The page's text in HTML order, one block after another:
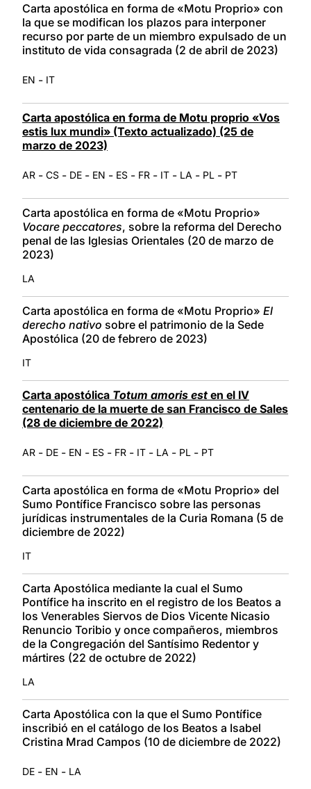
Carta apostólica en forma de «Motu Proprio» con
la que se modifican los plazos para interponer
recurso por parte de un miembro expulsado de un
instituto de vida consagrada (2 de abril de 2023)
EN - IT
Carta apostólica en forma de Motu proprio «Vos
estis lux mundi» (Texto actualizado) (25 de
marzo de 2023)
AR - CS - DE - EN - ES - FR - IT - LA - PL - PT
Carta apostólica en forma de «Motu Proprio»
Vocare peccatores, sobre la reforma del Derecho
penal de las Iglesias Orientales (20 de marzo de
2023)
LA
Carta apostólica en forma de «Motu Proprio» El
derecho nativo sobre el patrimonio de la Sede
Apostólica (20 de febrero de 2023)
IT
Carta apostólica Totum amoris est en el IV
centenario de la muerte de san Francisco de Sales
(28 de diciembre de 2022)
AR - DE - EN - ES - FR - IT - LA - PL - PT
Carta apostólica en forma de «Motu Proprio» del
Sumo Pontífice Francisco sobre las personas
jurídicas instrumentales de la Curia Romana (5 de
diciembre de 2022)
IT
Carta Apostólica mediante la cual el Sumo
Pontífice ha inscrito en el registro de los Beatos a
los Venerables Siervos de Dios Vicente Nicasio
Renuncio Toribio y once compañeros, miembros
de la Congregación del Santísimo Redentor y
mártires (22 de octubre de 2022)
LA
Carta Apostólica con la que el Sumo Pontífice
inscribió en el catálogo de los Beatos a Isabel
Cristina Mrad Campos (10 de diciembre de 2022)
DE - EN - LA